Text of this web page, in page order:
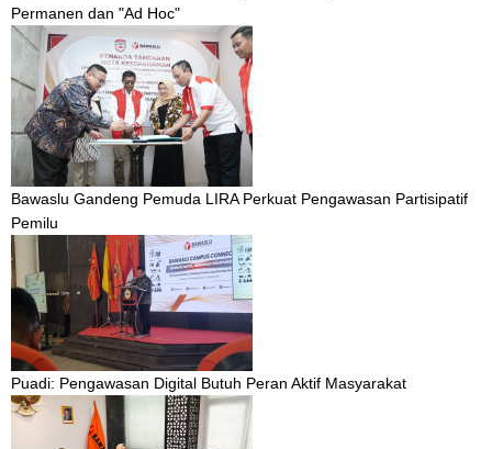
Permanen dan "Ad Hoc"
Bawaslu Gandeng Pemuda LIRA Perkuat Pengawasan Partisipatif
Pemilu
Puadi: Pengawasan Digital Butuh Peran Aktif Masyarakat